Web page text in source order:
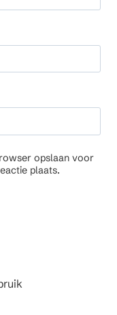
opslaan voor
plaats.